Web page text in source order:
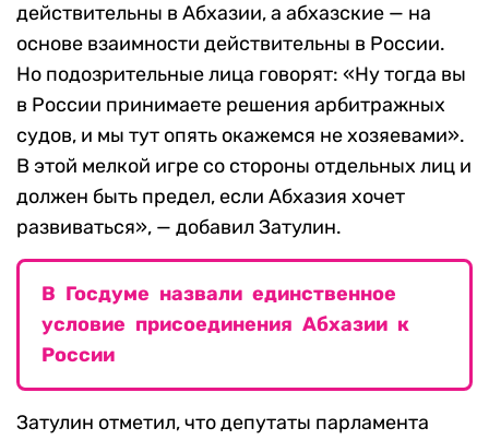
действительны в Абхазии, а абхазские — на
основе взаимности действительны в России.
Но подозрительные лица говорят: «Ну тогда вы
в России принимаете решения арбитражных
судов, и мы тут опять окажемся не хозяевами».
В этой мелкой игре со стороны отдельных лиц и
должен быть предел, если Абхазия хочет
развиваться», — добавил Затулин.
В Госдуме назвали единственное
условие присоединения Абхазии к
России
Затулин отметил, что депутаты парламента